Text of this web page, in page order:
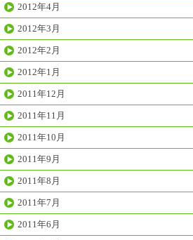
2012年4月
2012年3月
2012年2月
2012年1月
2011年12月
2011年11月
2011年10月
2011年9月
2011年8月
2011年7月
2011年6月